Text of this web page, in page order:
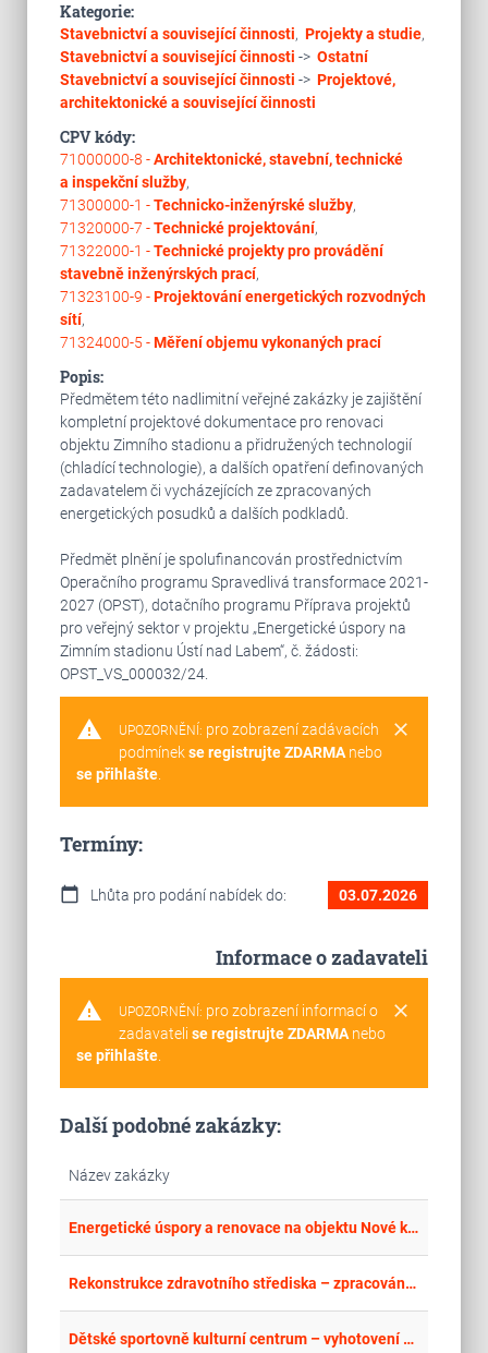
Kategorie:
Stavebnictví a související činnosti, Projekty a studie,
Stavebnictví a související činnosti -> Ostatní
Stavebnictví a související činnosti -> Projektové,
architektonické a související činnosti
CPV kódy:
71000000-8 -Architektonické, stavební, technické
a inspekční služby,
71300000-1 -Technicko-inženýrské služby,
71320000-7 -Technické projektování,
71322000-1 -Technické projekty pro provádění
stavebně inženýrských prací,
71323100-9 -Projektování energetických rozvodných
sítí,
71324000-5 -Měření objemu vykonaných prací
Popis:
Předmětem této nadlimitní veřejné zakázky je zajištění
kompletní projektové dokumentace pro renovaci
objektu Zimního stadionu a přidružených technologií
(chladící technologie), a dalších opatření definovaných
zadavatelem či vycházejících ze zpracovaných
energetických posudků a dalších podkladů.
Předmět plnění je spolufinancován prostřednictvím
Operačního programu Spravedlivá transformace 2021-
2027 (OPST), dotačního programu Příprava projektů
pro veřejný sektor v projektu „Energetické úspory na
Zimním stadionu Ústí nad Labem“, č. žádosti:
OPST_VS_000032/24.
warning clear
UPOZORNĚNÍ: pro zobrazení zadávacích
podmínekse registrujte ZDARMAnebo
se přihlašte.
Termíny:
calendar_today Lhůta pro podání nabídek do: 03.07.2026
Informace o zadavateli
warning clear
UPOZORNĚNÍ: pro zobrazení informací o
zadavateli se registrujte ZDARMAnebo
se přihlašte.
Další podobné zakázky:
Název zakázky
Energetické úspory a renovace na objektu Nové krematorium v Ústí nad Labem, Střekov – projektová dokumentace
Rekonstrukce zdravotního střediska – zpracování projektové dokumentace - opakované řízení
Dětské sportovně kulturní centrum – vyhotovení prováděcí projektové dokumentace